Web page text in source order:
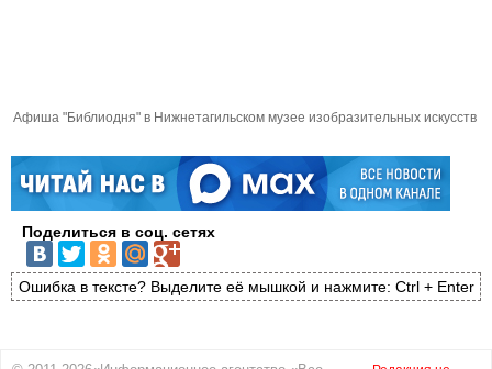
Афиша "Библиодня" в Нижнетагильском музее изобразительных искусств
Поделиться в соц. сетях
Ошибка в тексте? Выделите её мышкой и нажмите: Ctrl + Enter